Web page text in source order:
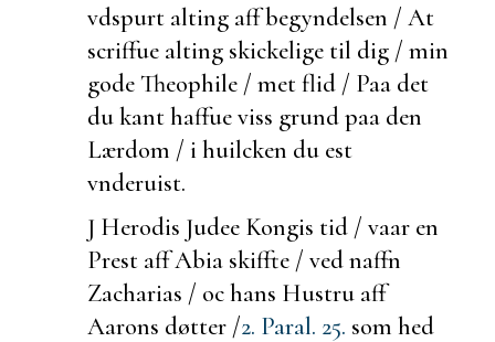
vdspurt alting aff begyndelsen / At
scriffue alting skickelige til dig / min
gode Theophile / met flid / Paa det
du kant haffue viss grund paa den
Lærdom / i huilcken du est
vnderuist.
J Herodis Judee Kongis tid / vaar en
Prest aff Abia skiffte / ved naffn
Zacharias / oc hans Hustru aff
Aarons døtter /2. Paral. 25. som hed